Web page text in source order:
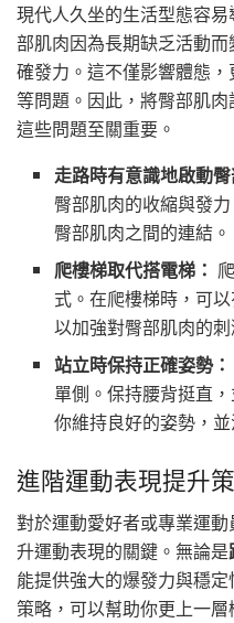
現代人久坐的生活型態容
部肌肉因為長期缺乏活動
確發力。這不僅影響體態，
等問題。因此，將臀部肌
這些問題至關重要。
走路時有意識地啟動臀
臀部肌肉的收縮與發
臀部肌肉之間的連結。
爬樓梯取代搭電梯：
式。在爬樓梯時，可
以加強對臀部肌肉的刺
站立時保持正確姿勢：
單側。保持腰背挺直
你維持良好的姿勢，
進階運動表現提升
對於運動愛好者或專業運
升運動表現的關鍵。無論是
能提供強大的爆發力與穩
策略，可以幫助你更上一層